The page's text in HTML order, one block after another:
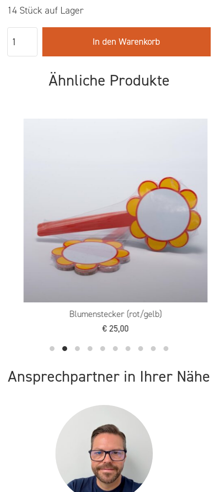
14 Stück auf Lager
In den Warenkorb
Ähnliche Produkte
Blumenstecker (rot/gelb)
€25,00
Ansprechpartner in Ihrer Nähe